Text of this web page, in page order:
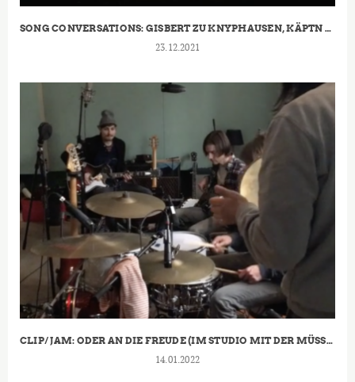
SONG CONVERSATIONS: GISBERT ZU KNYPHAUSEN, KÄPTN PENG UND ICH (2016)
23.12.2021
CLIP/ JAM: ODER AN DIE FREUDE (IM STUDIO MIT DER MÜSSIGGANG)
14.01.2022